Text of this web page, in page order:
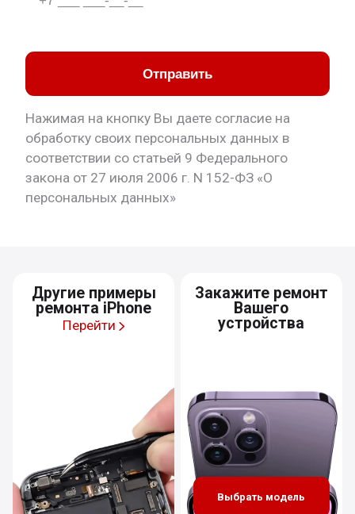
Отправить
Нажимая на кнопку Вы даете согласие на
обработку своих персональных данных в
соответствии со статьей 9 Федерального
закона от 27 июля 2006 г. N 152-ФЗ «О
персональных данных»
Другие примеры
ремонта iPhone
Перейти
Закажите ремонт
Вашего
устройства
Выбрать модель